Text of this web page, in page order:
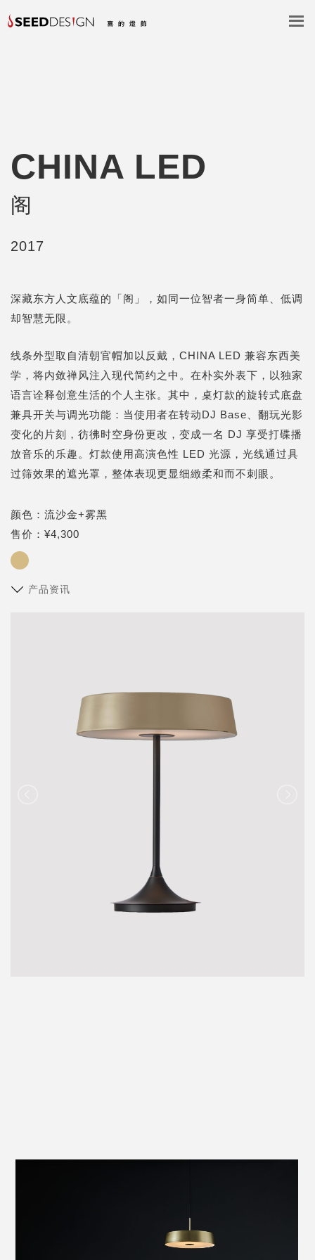
CHINA LED
阁
2017
深藏东方人文底蕴的「阁」，如同一位智者一身简单、低调
却智慧无限。
线条外型取自清朝官帽加以反戴，CHINA LED 兼容东西美
学，将内敛禅风注入现代简约之中。在朴实外表下，以独家
语言诠释创意生活的个人主张。其中，桌灯款的旋转式底盘
兼具开关与调光功能：当使用者在转动DJ Base、翻玩光影
变化的片刻，彷彿时空身份更改，变成一名 DJ 享受打碟播
放音乐的乐趣。灯款使用高演色性 LED 光源，光线通过具
过筛效果的遮光罩，整体表现更显细緻柔和而不刺眼。
颜色：流沙金+雾黑
售价：¥4,300
产品资讯